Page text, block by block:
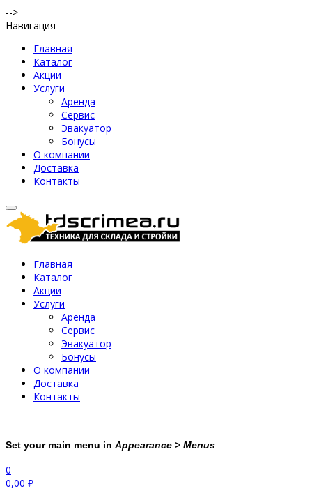
-->
Навигация
Главная
Каталог
Акции
Услуги
Аренда
Сервис
Эвакуатор
Бонусы
О компании
Доставка
Контакты
Главная
Каталог
Акции
Услуги
Аренда
Сервис
Эвакуатор
Бонусы
О компании
Доставка
Контакты
Set your main menu in Appearance > Menus
0
0,00 ₽